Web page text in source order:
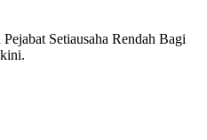
Setiausaha Rendah Bagi